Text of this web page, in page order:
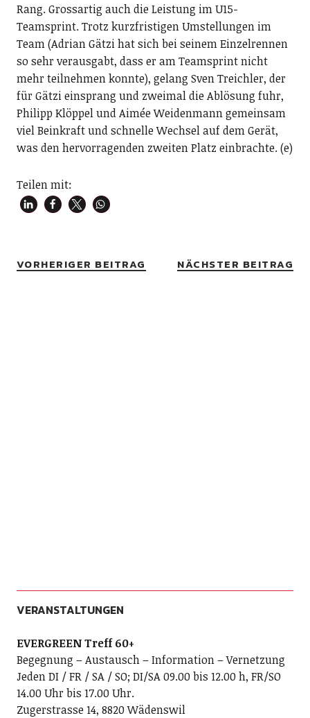
Rang. Grossartig auch die Leistung im U15-
Teamsprint. Trotz kurzfristigen Umstellungen im
Team (Adrian Gätzi hat sich bei seinem Einzelrennen
so sehr verausgabt, dass er am Teamsprint nicht
mehr teilnehmen konnte), gelang Sven Treichler, der
für Gätzi einsprang und zweimal die Ablösung fuhr,
Philipp Klöppel und Aimée Weidenmann gemeinsam
viel Beinkraft und schnelle Wechsel auf dem Gerät,
was den hervorragenden zweiten Platz einbrachte. (e)
Teilen mit:
VORHERIGER BEITRAG NÄCHSTER BEITRAG
VERANSTALTUNGEN
EVERGREEN Treff 60+
Begegnung – Austausch – Information – Vernetzung
Jeden DI / FR / SA / SO; DI/SA 09.00 bis 12.00 h, FR/SO
14.00 Uhr bis 17.00 Uhr.
Zugerstrasse 14, 8820 Wädenswil